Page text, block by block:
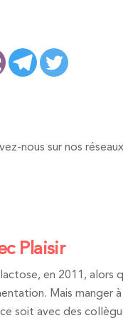
nous sur nos
Plaisir
en 2011, alors
Mais manger
soit avec des